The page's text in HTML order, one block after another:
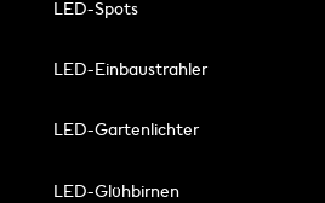
LED-Spots
LED-Einbaustrahler
LED-Gartenlichter
LED-Glühbirnen